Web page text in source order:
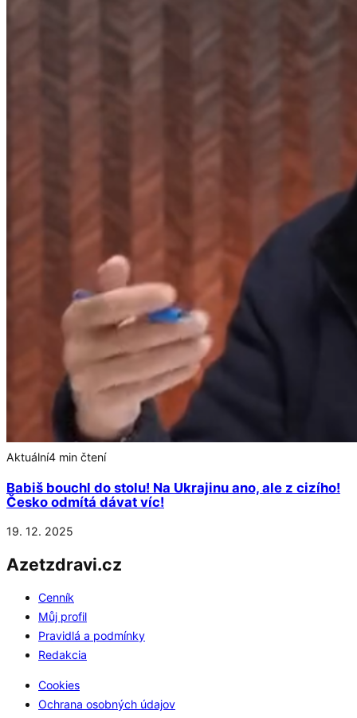
Aktuální4 min čtení
Babiš bouchl do stolu! Na Ukrajinu ano, ale z cizího!
Česko odmítá dávat víc!
19. 12. 2025
Azetzdravi.cz
Cenník
Můj profil
Pravidlá a podmínky
Redakcia
Cookies
Ochrana osobných údajov